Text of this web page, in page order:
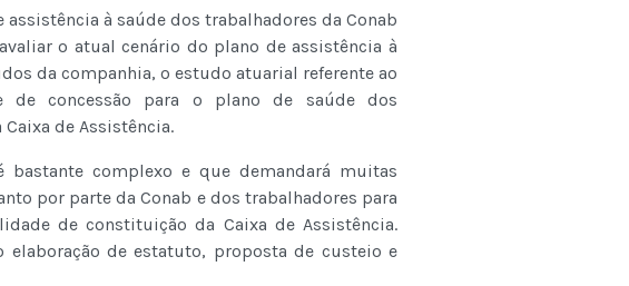
à saúde dos trabalhadores da Conab
o atual cenário do plano de assistência à
da companhia, o estudo atuarial referente ao
de concessão para o plano de saúde dos
de Assistência.
complexo e que demandará muitas
por parte da Conab e dos trabalhadores para
de constituição da Caixa de Assistência.
elaboração de estatuto, proposta de custeio e